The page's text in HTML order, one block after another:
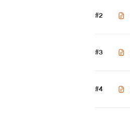
#2
#3
#4